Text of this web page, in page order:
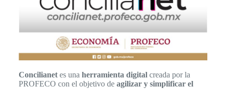
Concilianetes una herramienta digitalcreada por la
PROFECO con el objetivo de agilizar y simplificar el